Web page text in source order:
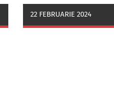
22 FEBRUARIE 2024